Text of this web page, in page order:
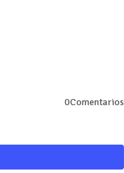
0Comentarios